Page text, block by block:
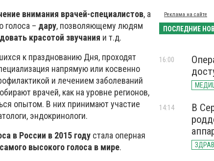
внимания врачей-специалистов, а
голоса – дару, позволяющему людям
красотой звучания и т.д.
к празднованию Дня, проходят
напрямую или косвенно
и лечением заболеваний
врачей, как на уровне регионов,
опытом. В них принимают участие
эндокринологи.
в России в 2015 годустала оперная
высокого голоса в мире.
Реклама на сайте
ПОСЛЕДНИЕ
16:00
В
14:14